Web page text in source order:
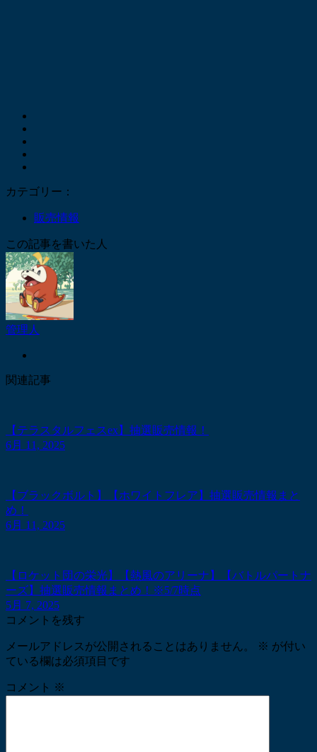
カテゴリー：
販売情報
この記事を書いた人
管理人
関連記事
【テラスタルフェスex】抽選販売情報！
6月 11, 2025
【ブラックボルト】【ホワイトフレア】抽選販売情報まと
め！
6月 11, 2025
【ロケット団の栄光】【熱風のアリーナ】【バトルパートナ
ーズ】抽選販売情報まとめ！※5/7時点
5月 7, 2025
コメントを残す
メールアドレスが公開されることはありません。 ※ が付い
ている欄は必須項目です
コメント ※